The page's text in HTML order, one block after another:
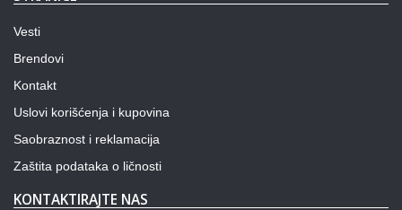
Vesti
Brendovi
Kontakt
Uslovi korišćenja i kupovina
Saobraznost i reklamacija
Zaštita podataka o ličnosti
KONTAKTIRAJTE NAS